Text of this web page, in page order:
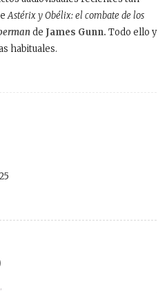
Astérix y Obélix: el combate de los
de James Gunn. Todo ello y
habituales.